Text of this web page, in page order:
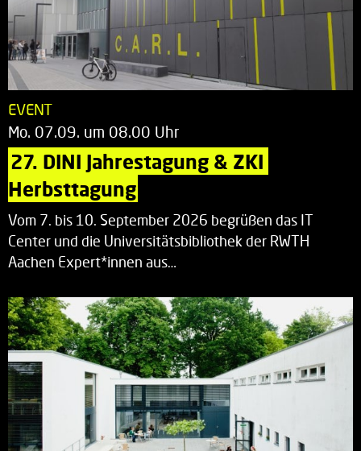
EVENT
Mo. 07.09. um 08.00 Uhr
27. DINI Jahrestagung & ZKI
Herbsttagung
Vom 7. bis 10. September 2026 begrüßen das IT
Center und die Universitätsbibliothek der RWTH
Aachen Expert*innen aus…